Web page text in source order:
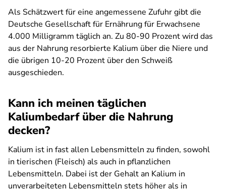
Als Schätzwert für eine angemessene Zufuhr gibt die
Deutsche Gesellschaft für Ernährung für Erwachsene
4.000 Milligramm täglich an. Zu 80-90 Prozent wird das
aus der Nahrung resorbierte Kalium über die Niere und
die übrigen 10-20 Prozent über den Schweiß
ausgeschieden.
Kann ich meinen täglichen
Kaliumbedarf über die Nahrung
decken?
Kalium ist in fast allen Lebensmitteln zu finden, sowohl
in tierischen (Fleisch) als auch in pflanzlichen
Lebensmitteln. Dabei ist der Gehalt an Kalium in
unverarbeiteten Lebensmitteln stets höher als in